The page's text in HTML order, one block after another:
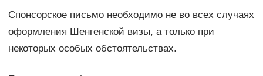
Спонсорское письмо необходимо не во всех случаях
оформления Шенгенской визы, а только при
некоторых особых обстоятельствах.